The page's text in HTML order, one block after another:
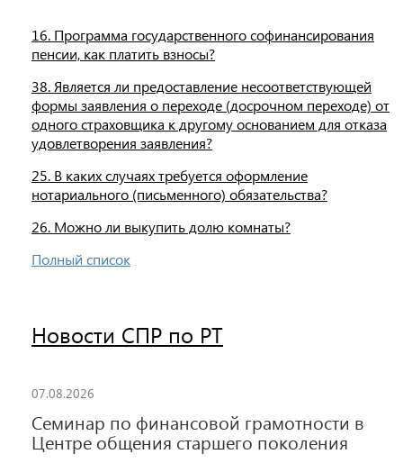
16. Программа государственного софинансирования
пенсии, как платить взносы?
38. Является ли предоставление несоответствующей
формы заявления о переходе (досрочном переходе) от
одного страховщика к другому основанием для отказа
удовлетворения заявления?
25. В каких случаях требуется оформление
нотариального (письменного) обязательства?
26. Можно ли выкупить долю комнаты?
Полный список
Новости СПР по РТ
07.08.2026
Семинар по финансовой грамотности в
Центре общения старшего поколения